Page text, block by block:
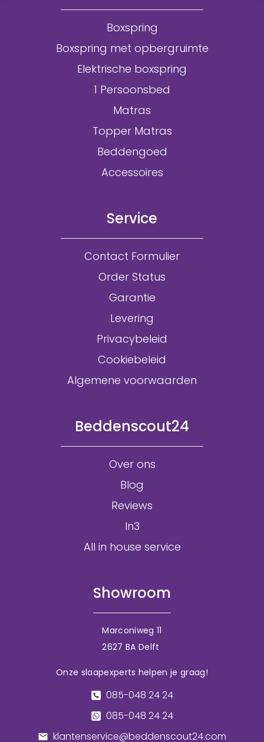
Boxspring
Boxspring met opbergruimte
Elektrische boxspring
1 Persoonsbed
Matras
Topper Matras
Beddengoed
Accessoires
Service
Contact Formulier
Order Status
Garantie
Levering
Privacybeleid
Cookiebeleid
Algemene voorwaarden
Beddenscout24
Over ons
Blog
Reviews
In3
All in house service
Showroom
Marconiweg 11
2627 BA Delft
Onze slaapexperts helpen je graag!
085-048 24 24
085-048 24 24
klantenservice@beddenscout24.com